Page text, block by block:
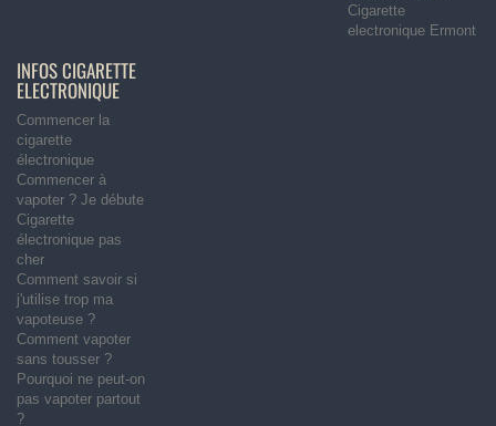
Cigarette
electronique Ermont
INFOS CIGARETTE
ELECTRONIQUE
Commencer la
cigarette
électronique
Commencer à
vapoter ? Je débute
Cigarette
électronique pas
cher
Comment savoir si
j'utilise trop ma
vapoteuse ?
Comment vapoter
sans tousser ?
Pourquoi ne peut-on
pas vapoter partout
?